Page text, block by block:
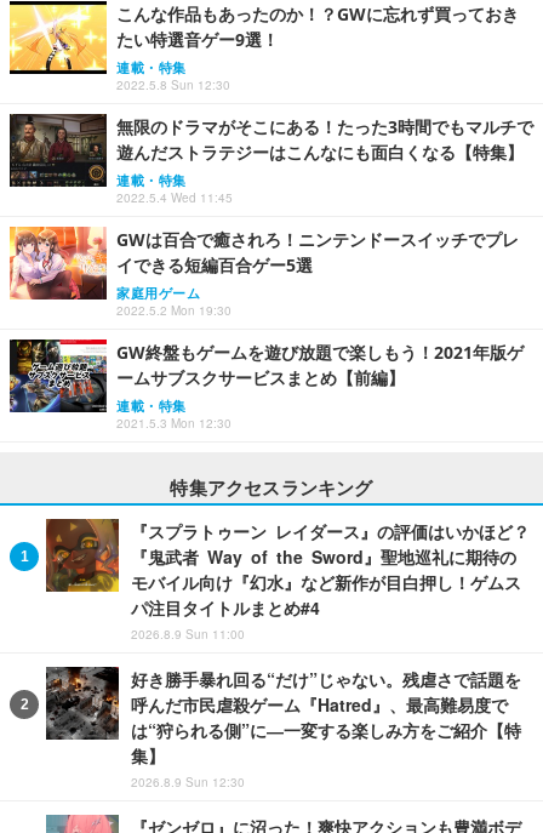
こんな作品もあったのか！？GWに忘れず買っておき
たい特選音ゲー9選！
連載・特集
2022.5.8 Sun 12:30
無限のドラマがそこにある！たった3時間でもマルチで
遊んだストラテジーはこんなにも面白くなる【特集】
連載・特集
2022.5.4 Wed 11:45
GWは百合で癒されろ！ニンテンドースイッチでプレ
イできる短編百合ゲー5選
家庭用ゲーム
2022.5.2 Mon 19:30
GW終盤もゲームを遊び放題で楽しもう！2021年版ゲ
ームサブスクサービスまとめ【前編】
連載・特集
2021.5.3 Mon 12:30
特集アクセスランキング
『スプラトゥーン レイダース』の評価はいかほど？
『鬼武者 Way of the Sword』聖地巡礼に期待の
モバイル向け『幻水』など新作が目白押し！ゲムス
パ注目タイトルまとめ#4
2026.8.9 Sun 11:00
好き勝手暴れ回る“だけ”じゃない。残虐さで話題を
呼んだ市民虐殺ゲーム『Hatred』、最高難易度で
は“狩られる側”に―一変する楽しみ方をご紹介【特
集】
2026.8.9 Sun 12:30
『ゼンゼロ』に沼った！爽快アクションも豊満ボデ